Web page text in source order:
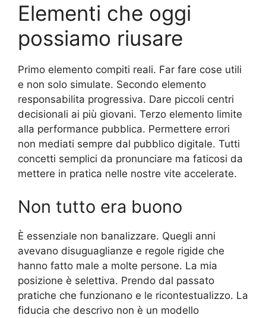
Elementi che oggi
possiamo riusare
Primo elemento compiti reali. Far fare cose utili
e non solo simulate. Secondo elemento
responsabilita progressiva. Dare piccoli centri
decisionali ai più giovani. Terzo elemento limite
alla performance pubblica. Permettere errori
non mediati sempre dal pubblico digitale. Tutti
concetti semplici da pronunciare ma faticosi da
mettere in pratica nelle nostre vite accelerate.
Non tutto era buono
È essenziale non banalizzare. Quegli anni
avevano disuguaglianze e regole rigide che
hanno fatto male a molte persone. La mia
posizione è selettiva. Prendo dal passato
pratiche che funzionano e le ricontestualizzo. La
fiducia che descrivo non è un modello